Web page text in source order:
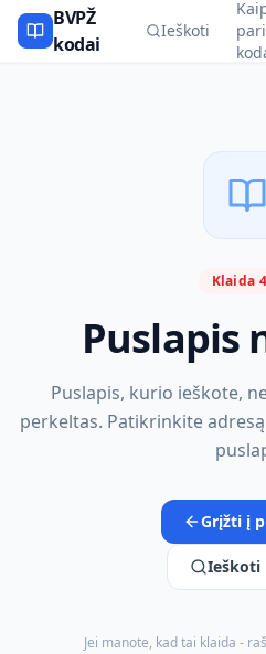
BVPŽ
kodai
Ieškoti
Klaida
Puslapis
Puslapis, kurio ieškote,
perkeltas. Patikrinkite
Grįžti į
Ieškoti
Jei manote, kad tai klaida -